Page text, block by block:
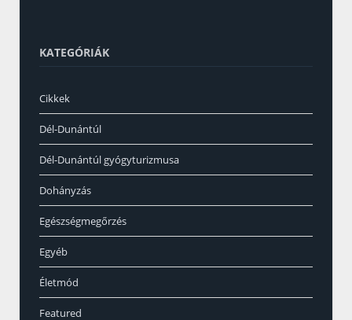
KATEGÓRIÁK
Cikkek
Dél-Dunántúl
Dél-Dunántúl gyógyturizmusa
Dohányzás
Egészségmegőrzés
Egyéb
Életmód
Featured